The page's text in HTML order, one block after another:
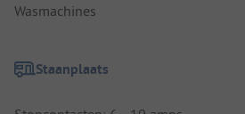
Wasmachines
Staanplaats